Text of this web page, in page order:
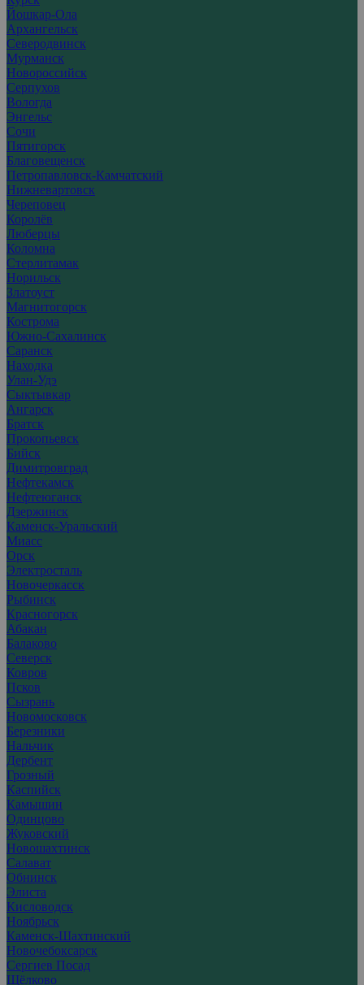
Йошкар-Ола
Архангельск
Северодвинск
Мурманск
Новороссийск
Серпухов
Вологда
Энгельс
Сочи
Пятигорск
Благовещенск
Петропавловск-Камчатский
Нижневартовск
Череповец
Королёв
Люберцы
Коломна
Стерлитамак
Норильск
Златоуст
Магнитогорск
Кострома
Южно-Сахалинск
Саранск
Находка
Улан-Удэ
Сыктывкар
Ангарск
Братск
Прокопьевск
Бийск
Димитровград
Нефтекамск
Нефтеюганск
Дзержинск
Каменск-Уральский
Миасс
Орск
Электросталь
Новочеркасск
Рыбинск
Красногорск
Абакан
Балаково
Северск
Ковров
Псков
Сызрань
Новомосковск
Березники
Нальчик
Дербент
Грозный
Каспийск
Камышин
Одинцово
Жуковский
Новошахтинск
Салават
Обнинск
Элиста
Кисловодск
Ноябрьск
Каменск-Шахтинский
Новочебоксарск
Сергиев Посад
Щёлково